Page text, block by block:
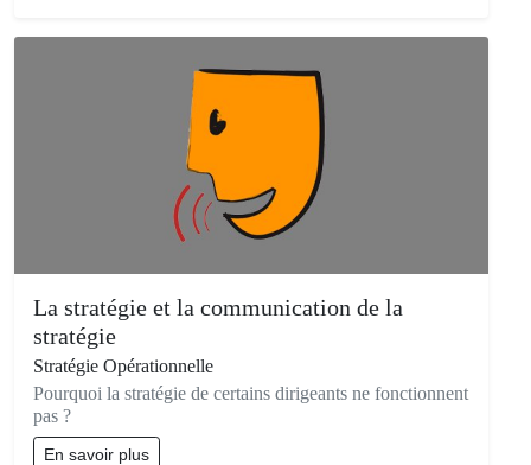
La stratégie et la communication de la
stratégie
Stratégie Opérationnelle
Pourquoi la stratégie de certains dirigeants ne fonctionnent
pas ?
En savoir plus